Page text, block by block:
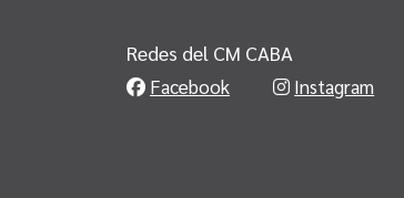
Redes del CM CABA
Facebook Instagram